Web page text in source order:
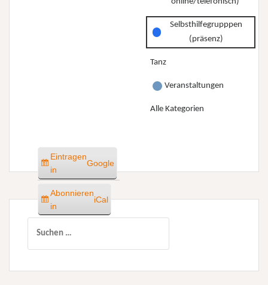
Selbsthilfegrupppen
(präsenz)
Tanz
Veranstaltungen
Alle Kategorien
Eintragen
in
Google
Abonnieren
in
iCal